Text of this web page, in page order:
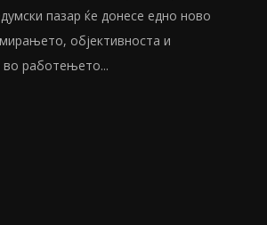
пазар ќе донесе едно ново
објективноста и
во работењето...